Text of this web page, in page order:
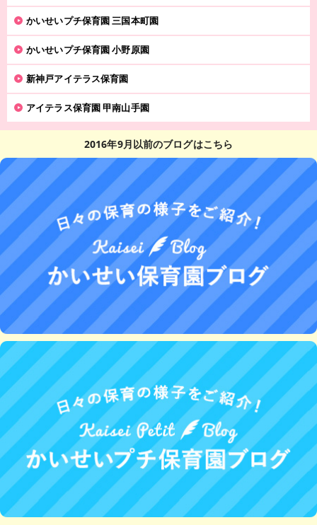
かいせいプチ保育園 三国本町園
かいせいプチ保育園 小野原園
新神戸アイテラス保育園
アイテラス保育園 甲南山手園
2016年9月以前のブログはこちら